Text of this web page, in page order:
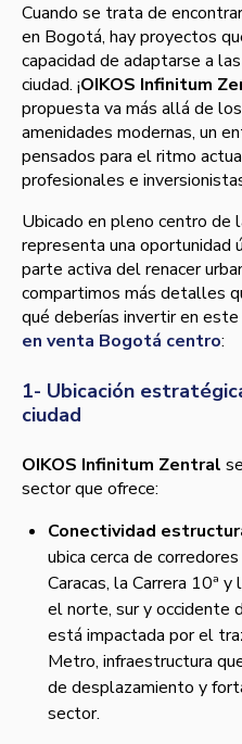
Cuando se trata de
en Bogotá, hay proyectos
capacidad de adaptarse a
ciudad. ¡OIKOS Infinitum
propuesta va más allá de
amenidades modernas, un
pensados para el ritmo
profesionales e
Ubicado en pleno centro
representa una oportunidad
parte activa del renacer
compartimos más detalles
qué deberías invertir en
en venta Bogotá centro:
1- Ubicación
ciudad
OIKOS Infinitum Zentral
sector que ofrece:
Conectividad
ubica cerca de
Caracas, la Carrera 10ª
el norte, sur y occidente
está impactada por el
Metro, infraestructura
de desplazamiento y
sector.